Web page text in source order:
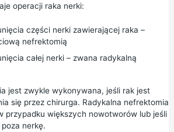
operacji raka nerki:
części nerki zawierającej raka –
nefrektomią
całej nerki – zwana radykalną
jest zwykle wykonywana, jeśli rak jest
się przez chirurga. Radykalna nefrektomia
przypadku większych nowotworów lub jeśli
poza nerkę.